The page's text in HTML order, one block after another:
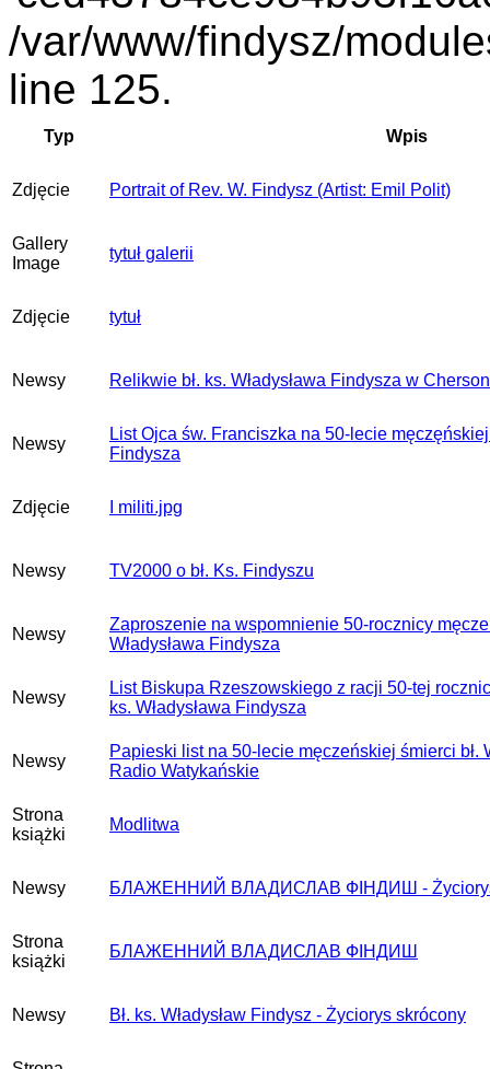
/var/www/findysz/
line 125.
Typ Wpis
Zdjęcie Portrait of Rev. W. Findysz (Artist: Emil Polit)
Gallery
Image
tytuł galerii
Zdjęcie tytuł
Newsy Relikwie bł. ks. Władysława Findysza w
Newsy
List Ojca św. Franciszka na 50-lecie męczęńskiej
Findysza
Zdjęcie I militi.jpg
Newsy TV2000 o bł. Ks. Findyszu
Newsy
Zaproszenie na wspomnienie 50-rocznicy
Władysława Findysza
Newsy
List Biskupa Rzeszowskiego z racji 50-tej
ks. Władysława Findysza
Newsy
Papieski list na 50-lecie męczeńskiej śmierci bł.
Radio Watykańskie
Strona
książki
Modlitwa
Newsy БЛАЖЕННИЙ ВЛАДИСЛАВ ФІНДИШ -
Strona
książki
БЛАЖЕННИЙ ВЛАДИСЛАВ ФІНДИШ
Newsy Bł. ks. Władysław Findysz - Życiorys skrócony